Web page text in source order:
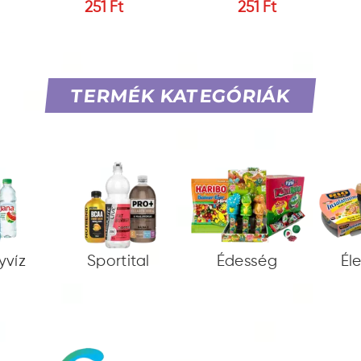
251 Ft 251 Ft
TERMÉK KATEGÓRIÁK
Sportital Édesség